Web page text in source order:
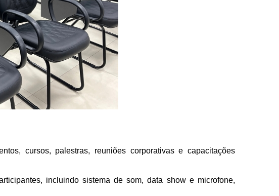
cursos, palestras, reuniões corporativas e capacitações
incluindo sistema de som, data show e microfone,